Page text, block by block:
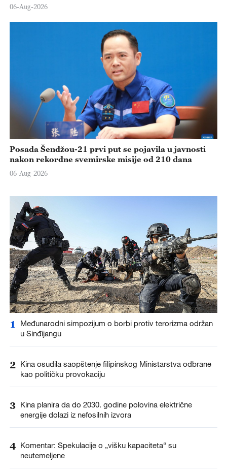
06-Aug-2026
Posada Šendžou-21 prvi put se pojavila u javnosti
nakon rekordne svemirske misije od 210 dana
06-Aug-2026
1
Međunarodni simpozijum o borbi protiv terorizma održan
u Sinđijangu
2 Kina osudila saopštenje filipinskog Ministarstva odbrane
kao političku provokaciju
3 Kina planira da do 2030. godine polovina električne
energije dolazi iz nefosilnih izvora
4 Komentar: Spekulacije o „višku kapaciteta“ su
neutemeljene